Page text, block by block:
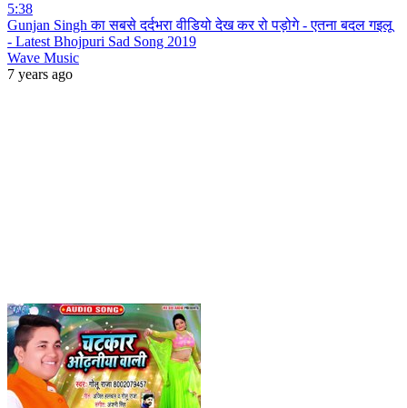
5:38
Gunjan Singh का सबसे दर्दभरा वीडियो देख कर रो पड़ोगे - एतना बदल गइलू
- Latest Bhojpuri Sad Song 2019
Wave Music
7 years ago